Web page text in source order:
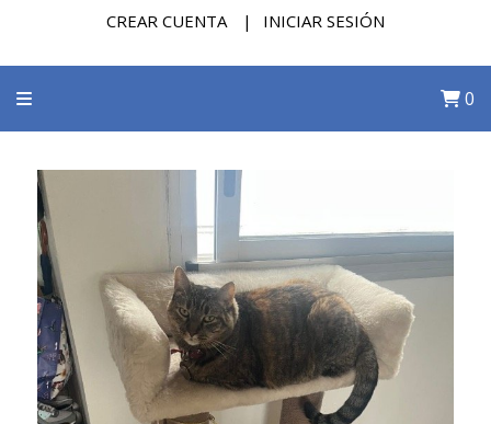
CREAR CUENTA INICIAR SESIÓN
0